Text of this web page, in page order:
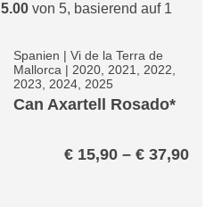
5.00von 5, basierend auf 1
Spanien |Vi de la Terra de
Mallorca | 2020, 2021, 2022,
2023, 2024, 2025
Can Axartell Rosado*
€ 15,90 –€ 37,90